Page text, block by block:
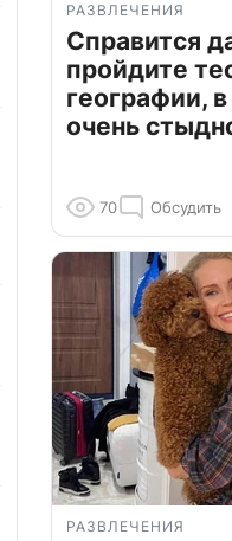
РАЗВЛЕЧЕНИЯ
Справится
пройдите
географии,
очень
70 Обсудить
РАЗВЛЕЧЕНИЯ